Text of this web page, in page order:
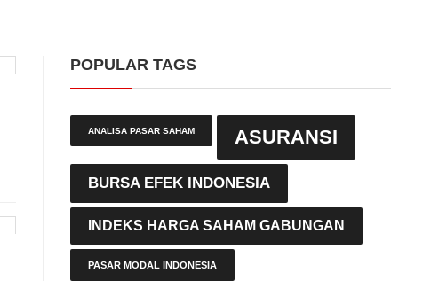
POPULAR TAGS
ANALISA PASAR SAHAM ASURANSI
BURSA EFEK INDONESIA
INDEKS HARGA SAHAM GABUNGAN
PASAR MODAL INDONESIA